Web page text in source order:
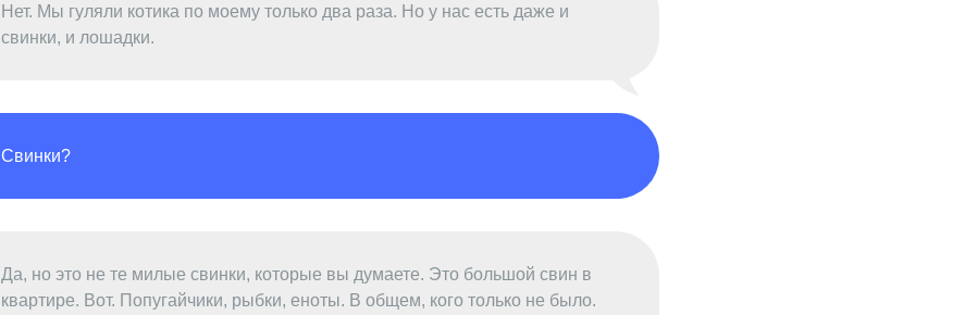
Нет. Мы гуляли котика по моему только два раза. Но у нас есть даже и
свинки, и лошадки.
Свинки?
Да, но это не те милые свинки, которые вы думаете. Это большой свин в
квартире. Вот. Попугайчики, рыбки, еноты. В общем, кого только не было.